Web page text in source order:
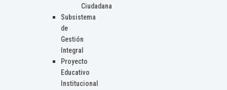
Ciudadana
Subsistema
de
Gestión
Integral
Proyecto
Educativo
Institucional